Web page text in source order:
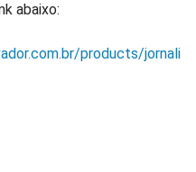
abaixo:
products/jornali